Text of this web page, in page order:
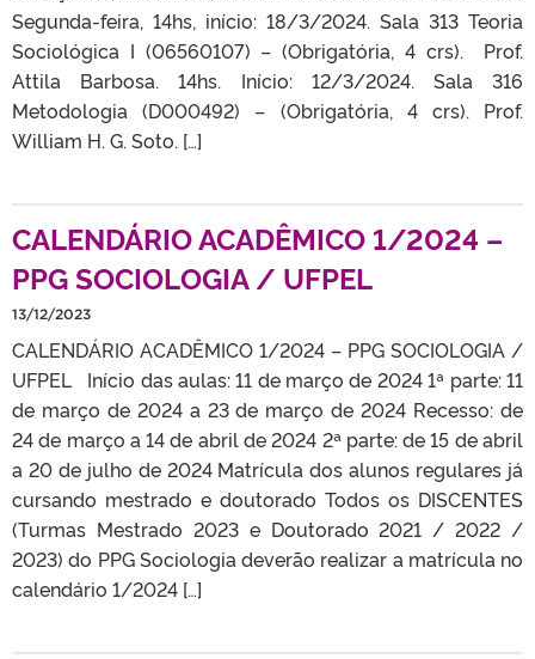
Segunda-feira, 14hs, início: 18/3/2024. Sala 313 Teoria
Sociológica I (06560107) – (Obrigatória, 4 crs). Prof.
Attila Barbosa. 14hs. Início: 12/3/2024. Sala 316
Metodologia (D000492) – (Obrigatória, 4 crs). Prof.
William H. G. Soto. […]
CALENDÁRIO ACADÊMICO 1/2024 –
PPG SOCIOLOGIA / UFPEL
13/12/2023
CALENDÁRIO ACADÊMICO 1/2024 – PPG SOCIOLOGIA /
UFPEL Início das aulas: 11 de março de 2024 1ª parte: 11
de março de 2024 a 23 de março de 2024 Recesso: de
24 de março a 14 de abril de 2024 2ª parte: de 15 de abril
a 20 de julho de 2024 Matrícula dos alunos regulares já
cursando mestrado e doutorado Todos os DISCENTES
(Turmas Mestrado 2023 e Doutorado 2021 / 2022 /
2023) do PPG Sociologia deverão realizar a matrícula no
calendário 1/2024 […]